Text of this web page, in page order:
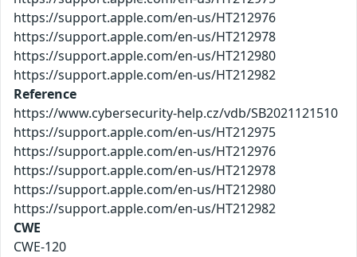
https://support.apple.com/en-us/HT212976
https://support.apple.com/en-us/HT212978
https://support.apple.com/en-us/HT212980
https://support.apple.com/en-us/HT212982
Reference
https://www.cybersecurity-help.cz/vdb/SB2021121510
https://support.apple.com/en-us/HT212975
https://support.apple.com/en-us/HT212976
https://support.apple.com/en-us/HT212978
https://support.apple.com/en-us/HT212980
https://support.apple.com/en-us/HT212982
CWE
CWE-120